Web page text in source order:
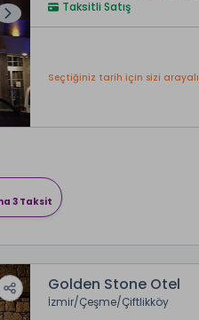
Taksitli Satış
Seçtiğiniz tarih için sizi
3 Taksit
Golden Stone Otel
İzmir Çeşme Çiftlikköy